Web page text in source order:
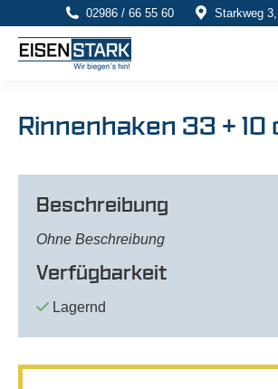
02986 / 66 55 60 Starkweg
Rinnenhaken 33 + 10
Beschreibung
Ohne Beschreibung
Verfügbarkeit
Lagernd